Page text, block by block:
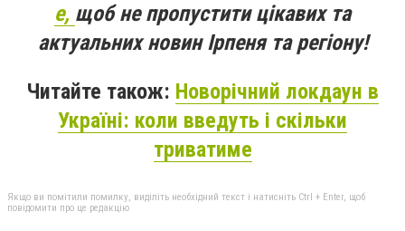
e, щоб не пропустити цікавих та
актуальних новин Ірпеня та регіону!
Читайте також: Новорічний локдаун в
Україні: коли введуть і скільки
триватиме
Якщо ви помітили помилку, виділіть необхідний текст і натисніть Ctrl + Enter, щоб
повідомити про це редакцію